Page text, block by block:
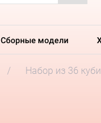
Сборные модели
Набор из 36